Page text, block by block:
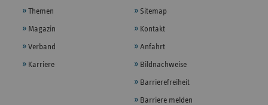
Themen
Magazin
Verband
Karriere
Sitemap
Kontakt
Anfahrt
Bildnachweise
Barrierefreiheit
Barriere melden